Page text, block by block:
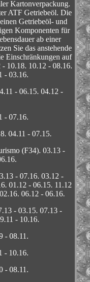
Kartonverpackung.
ATF Getriebeöl. Die
Getriebeöl- und
Komponenten für
ab einer
Sie das anstehende
Einschränkungen auf
10.18. 10.12 - 08.16.
- 03.16.
- 06.15. 04.12 -
- 07.16.
04.11 - 07.15.
(F34). 03.13 -
- 07.16. 03.12 -
01.12 - 06.15. 11.12
06.12 - 06.16.
- 03.15. 07.13 -
- 10.16.
- 08.11.
- 10.16.
- 08.11.